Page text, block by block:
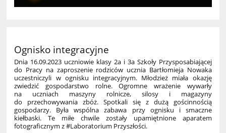
Ognisko integracyjne
Dnia 16.09.2023 uczniowie klasy 2a i 3a Szkoły Przysposabiającej
do Pracy na zaproszenie rodziców ucznia Bartłomieja Nowaka
uczestniczyli w ognisku integracyjnym. Młodzież miała okazję
zwiedzić gospodarstwo rolne. Ogromne wrażenie wywarły
na uczniach maszyny rolnicze, silosy i magazyny
do przechowywania zbóż. Spotkali się z dużą gościnnością
gospodarzy. Była wspólna zabawa przy ognisku i smaczne
kiełbaski. Te miłe chwile zostały upamiętnione aparatem
fotograficznym z #Laboratorium Przyszłości.